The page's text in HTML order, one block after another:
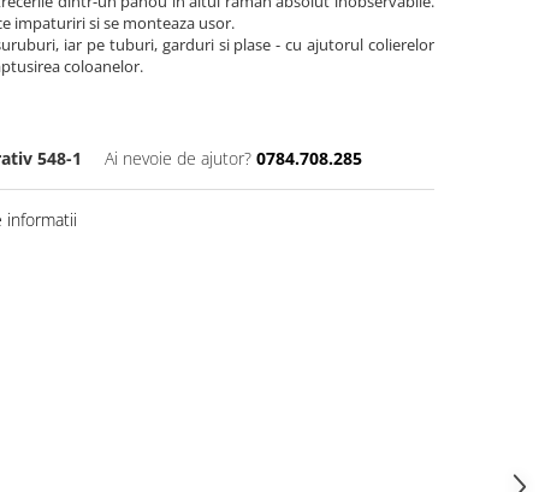
impaturiri si se monteaza usor.
iar pe tuburi, garduri si plase - cu ajutorul colierelor
coloanelor.
548-1 Ai nevoie de ajutor? 0784.708.285
informatii